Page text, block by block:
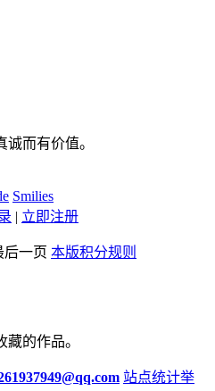
而有价值。
Smilies
| 立即注册
后一页 本版积分规则
的作品。
站点统计举